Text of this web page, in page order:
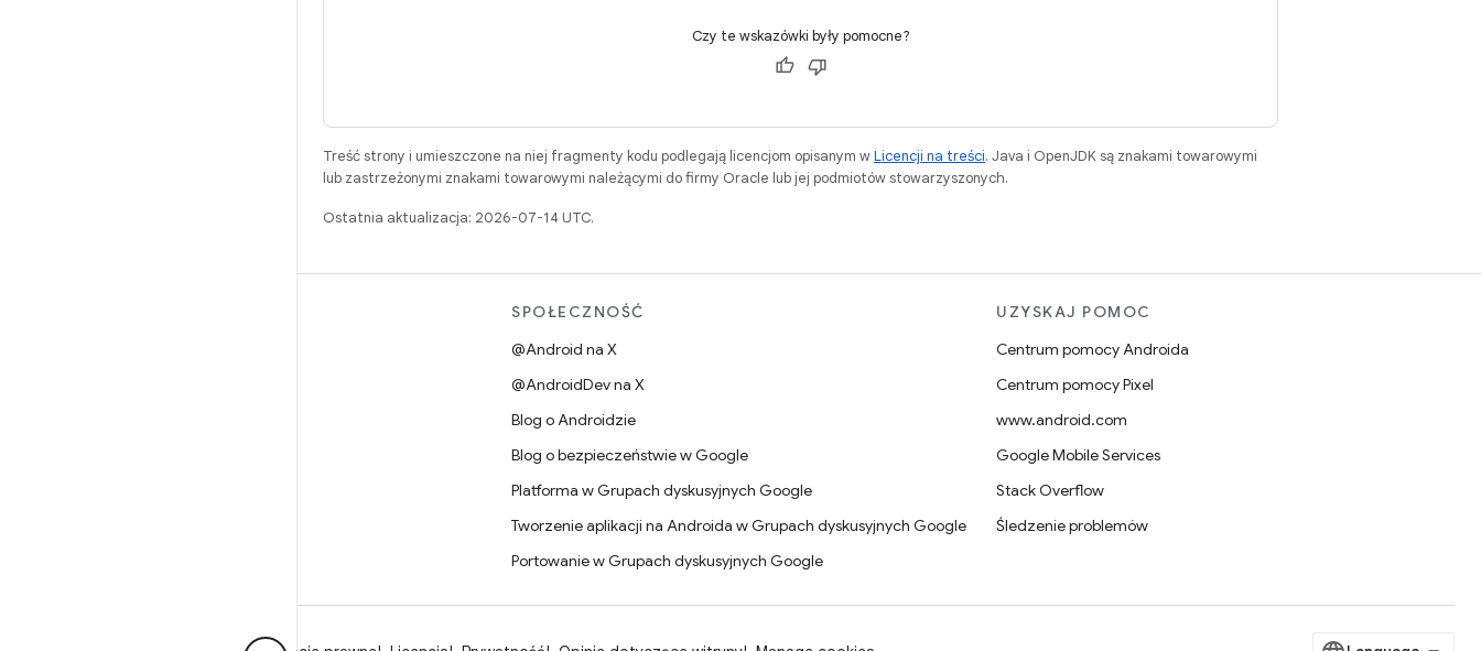
Czy te wskazówki były pomocne?
Treść strony i umieszczone na niej fragmenty kodu podlegają licencjom opisanym wLicencji na treści. Java i OpenJDK są znakami towarowymi
lub zastrzeżonymi znakami towarowymi należącymi do firmy Oracle lub jej podmiotów stowarzyszonych.
Ostatnia aktualizacja: 2026-07-14 UTC.
SPOŁECZNOŚĆ
@Android na X
@AndroidDev na X
Blog o Androidzie
Blog o bezpieczeństwie w Google
Platforma w Grupach dyskusyjnych Google
Tworzenie aplikacji na Androida w Grupach dyskusyjnych Google
Portowanie w Grupach dyskusyjnych Google
UZYSKAJ POMOC
Centrum pomocy Androida
Centrum pomocy Pixel
www.android.com
Google Mobile Services
Stack Overflow
Śledzenie problemów